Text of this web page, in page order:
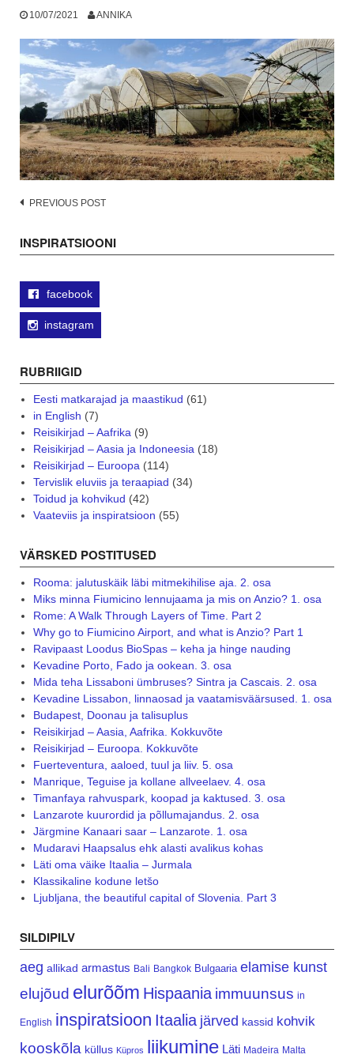
10/07/2021 ANNIKA
Post
PREVIOUS POST
INSPIRATSIOONI
facebook
instagram
RUBRIIGID
Eesti matkarajad ja maastikud (61)
in English (7)
Reisikirjad – Aafrika (9)
Reisikirjad – Aasia ja Indoneesia (18)
Reisikirjad – Euroopa (114)
Tervislik eluviis ja teraapiad (34)
Toidud ja kohvikud (42)
Vaateviis ja inspiratsioon (55)
VÄRSKED POSTITUSED
Rooma: jalutuskäik läbi mitmekihilise aja. 2. osa
Miks minna Fiumicino lennujaama ja mis on Anzio? 1. osa
Rome: A Walk Through Layers of Time. Part 2
Why go to Fiumicino Airport, and what is Anzio? Part 1
Ravipaast Loodus BioSpas – keha ja hinge nauding
Kevadine Porto, Fado ja ookean. 3. osa
Mida teha Lissaboni ümbruses? Sintra ja Cascais. 2. osa
Kevadine Lissabon, linnaosad ja vaatamisväärsused. 1. osa
Budapest, Doonau ja talisuplus
Reisikirjad – Aasia, Aafrika. Kokkuvõte
Reisikirjad – Euroopa. Kokkuvõte
Fuerteventura, aaloed, tuul ja liiv. 5. osa
Manrique, Teguise ja kollane allveelaev. 4. osa
Timanfaya rahvuspark, koopad ja kaktused. 3. osa
Lanzarote kuurordid ja põllumajandus. 2. osa
Järgmine Kanaari saar – Lanzarote. 1. osa
Mudaravi Haapsalus ehk alasti avalikus kohas
Läti oma väike Itaalia – Jurmala
Klassikaline kodune letšo
Ljubljana, the beautiful capital of Slovenia. Part 3
SILDIPILV
aeg allikad armastus Bali Bangkok Bulgaaria elamise kunst
elujõud elurõõm Hispaania immuunsus in
English inspiratsioon Itaalia järved kassid kohvik
kooskõla küllus Küpros liikumine Läti Madeira Malta